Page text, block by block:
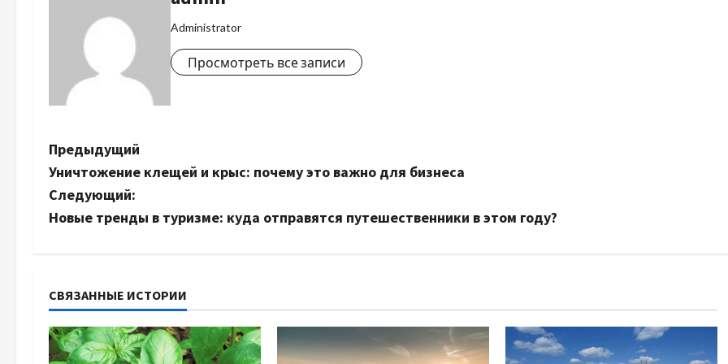
Administrator
Просмотреть все записи
Н
а
в
г
а
Предыдущий
Уничтожение клещей и крыс: почему это важно для бизнеса
Следующий:
Новые тренды в туризме: куда отправятся путешественники в этом году?
СВЯЗАННЫЕ ИСТОРИИ